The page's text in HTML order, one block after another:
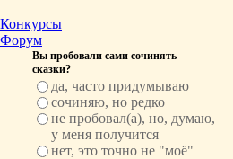
Конкурсы
Форум
Вы пробовали сами сочинять
сказки?
да, часто придумываю
сочиняю, но редко
не пробовал(а), но, думаю,
у меня получится
нет, это точно не "моё"